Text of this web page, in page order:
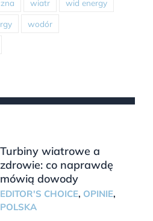
wiatr wid energy
wodór
Turbiny wiatrowe a
zdrowie: co naprawdę
mówią dowody
EDITOR'S CHOICE, OPINIE,
POLSKA